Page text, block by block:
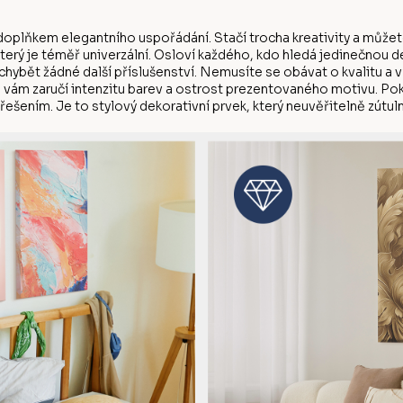
elegantního uspořádání. Stačí trocha kreativity a
je téměř univerzální. Osloví každého, kdo hledá jedinečnou
žádné další příslušenství. Nemusíte se obávat o kvalitu a
zaručí intenzitu barev a ostrost prezentovaného motivu.
Je to stylový dekorativní prvek, který neuvěřitelně